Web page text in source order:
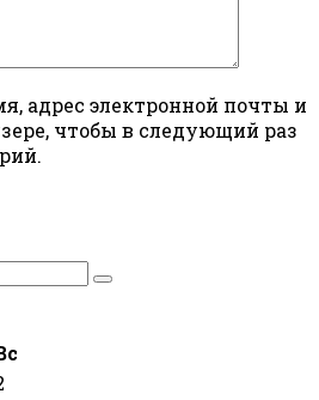
адрес электронной почты и
чтобы в следующий раз